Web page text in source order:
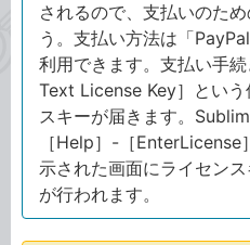
されるので、支払いのた
う。支払い方法は「
利用できます。支払い手
Text License Key］とい
スキーが届きます。
［Help］-［
示された画面にライセン
が行われます。